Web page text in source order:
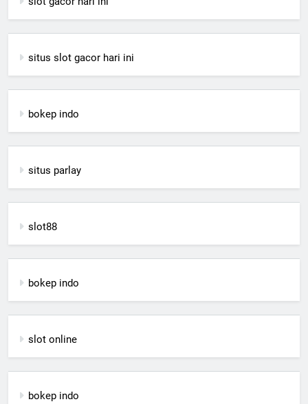
situs slot gacor hari ini
bokep indo
situs parlay
slot88
bokep indo
slot online
bokep indo